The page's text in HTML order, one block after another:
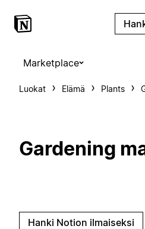
Marketplace
Luokat Elämä Plants
Gardening
Hanki Notion ilmaiseksi